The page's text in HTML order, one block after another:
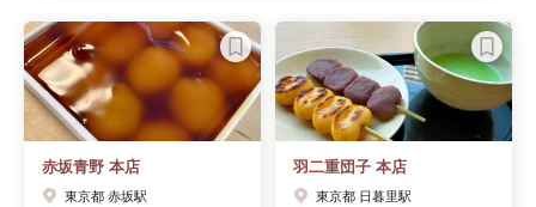
赤坂青野 本店
東京都 赤坂駅
羽二重団子 本店
東京都 日暮里駅